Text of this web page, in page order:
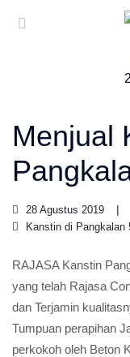
Menjual
28 Agustus 2019
Kanstin di
RAJASA Kanstin
yang telah Rajasa
dan Terjamin
Tumpuan perapihan
perkokoh oleh Beton